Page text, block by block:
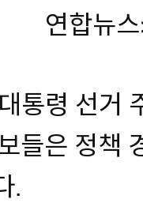
연합뉴
통령 선거
들은 정책
.